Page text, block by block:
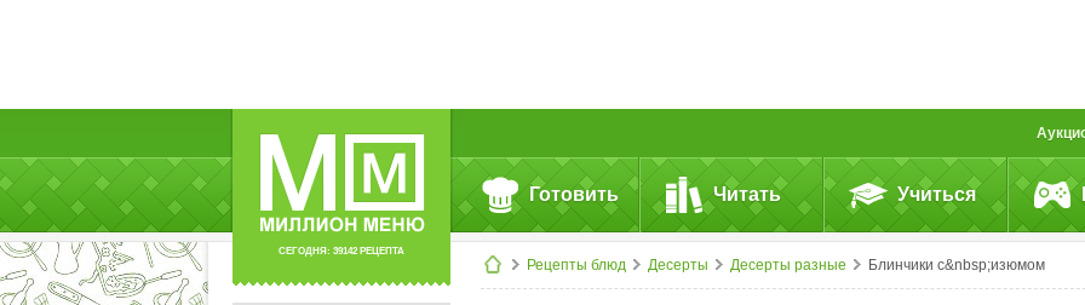
СЕГОДНЯ: 39142 РЕЦЕПТА
Готовить Читать Учиться
Рецепты блюд Десерты Десерты разные Блинчики с&nbsp;изюмом